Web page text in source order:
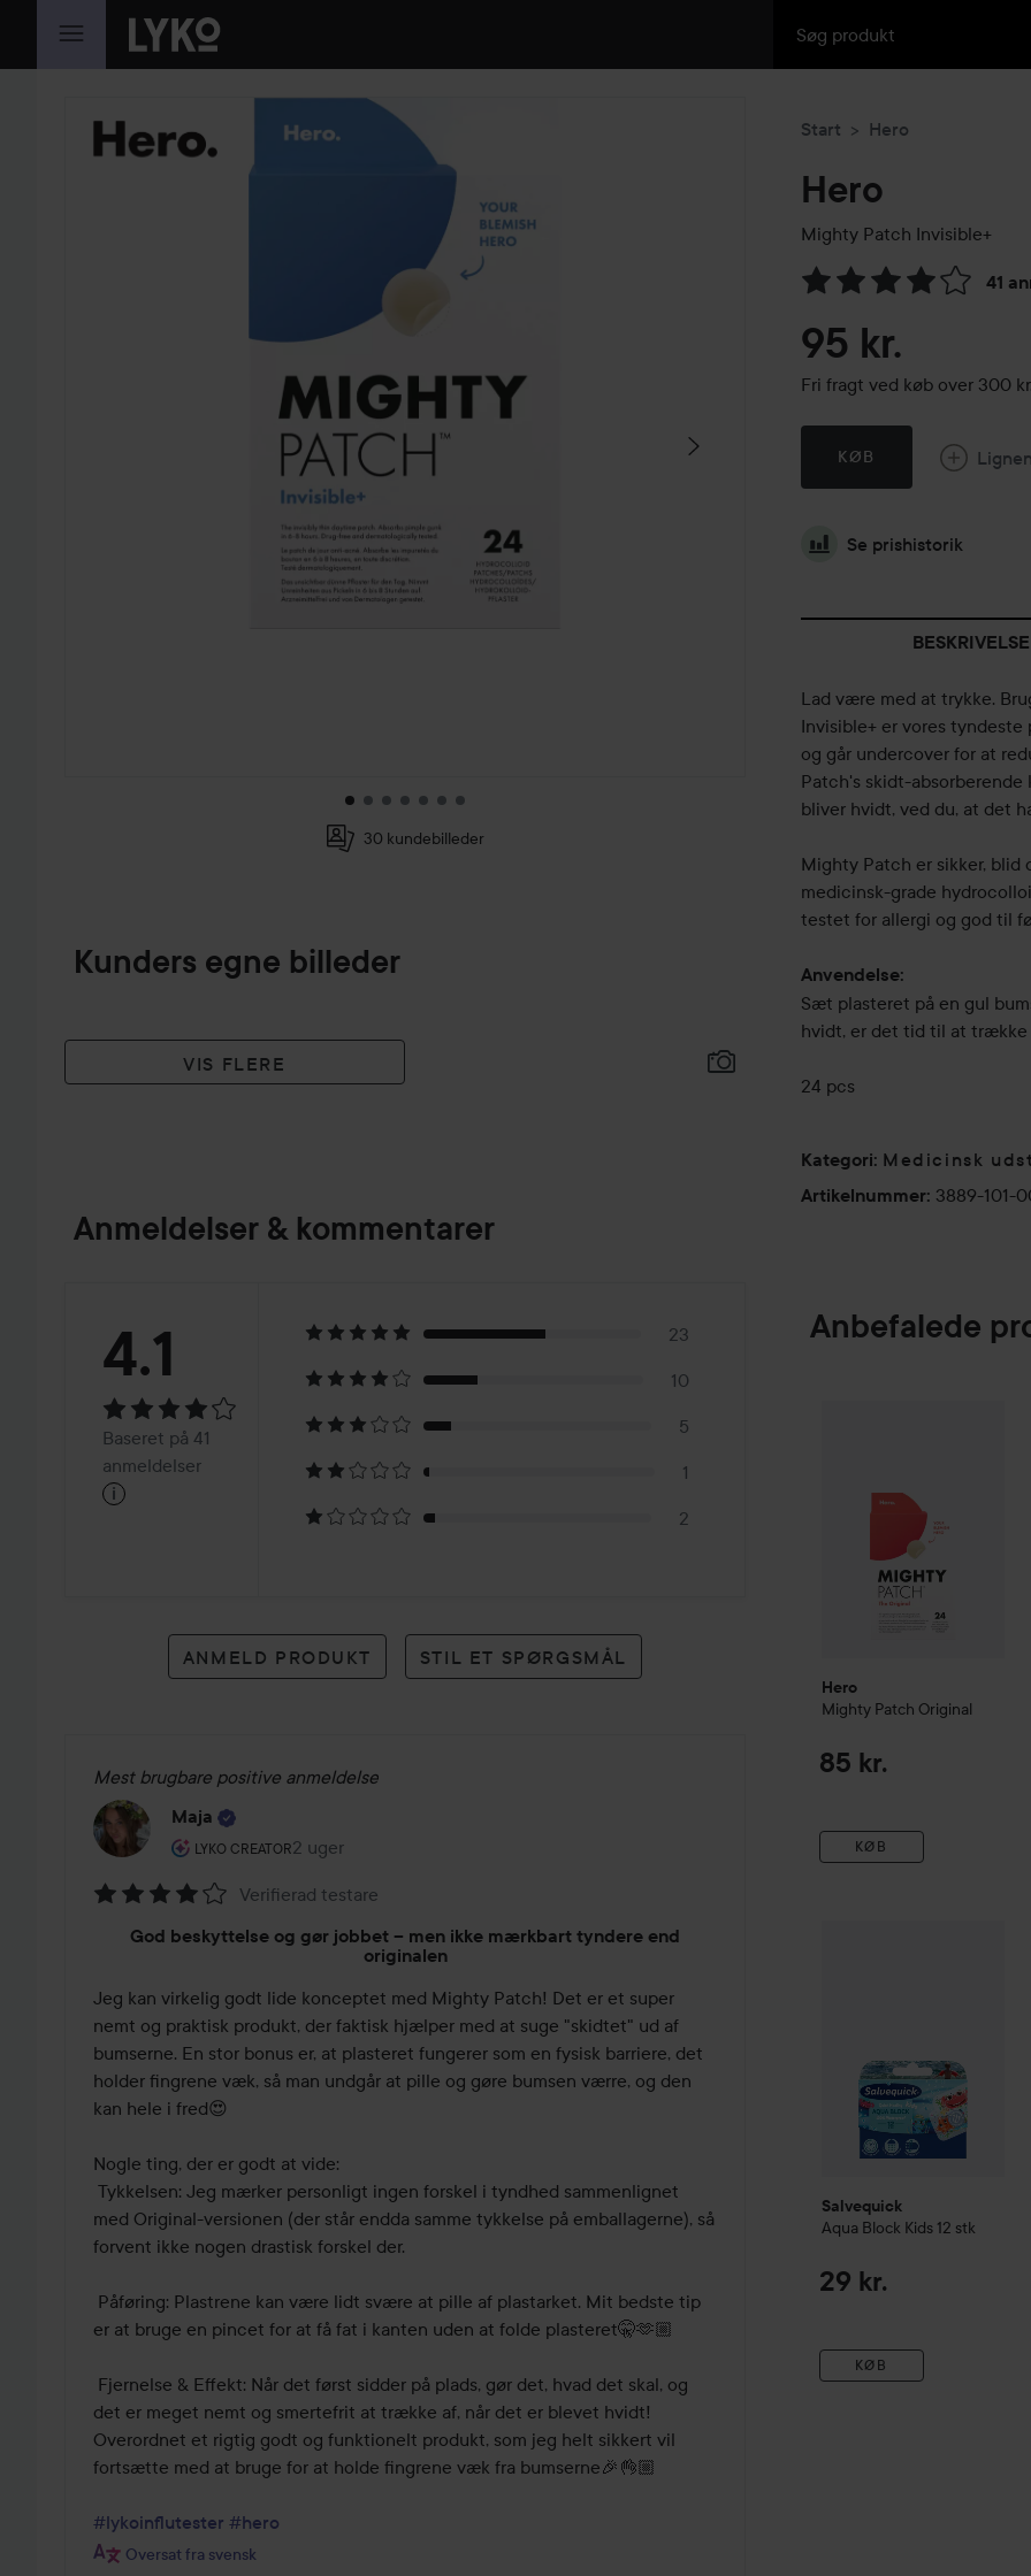
GÅ TIL INDHOLD
SPRING OVER SEKTIONEN
30 kundebilleder
Kunders egne billeder
VIS FLERE
Anmeldelser & kommentarer
Bedømmelse:
4.1Baseret
på
anmeldelser
4.1
Baseret på 41
anmeldelser
i
23
10
5
1
2
ANMELD PRODUKT STIL ET SPØRGSMÅL
Mest brugbare positive anmeldelse
Maja
LYKO CREATOR
Brugerens rolle: Lyko Creator.
2 uger
Posten blev oprettet 2 uger
af
5
Verifierad testare
God beskyttelse og gør jobbet – men ikke mærkbart tyndere end
originalen
Jeg kan virkelig godt lide konceptet med Mighty Patch! Det er et super
nemt og praktisk produkt, der faktisk hjælper med at suge "skidtet" ud af
bumserne. En stor bonus er, at plasteret fungerer som en fysisk barriere, det
holder fingrene væk, så man undgår at pille og gøre bumsen værre, og den
kan hele i fred😍
Nogle ting, der er godt at vide:
med Original-versionen (der står endda samme tykkelse på emballagerne), så
forvent ikke nogen drastisk forskel der.
er at bruge en pincet for at få fat i kanten uden at folde plasteret🤫🫶🏼
det er meget nemt og smertefrit at trække af, når det er blevet hvidt!
Overordnet et rigtig godt og funktionelt produkt, som jeg helt sikkert vil
fortsætte med at bruge for at holde fingrene væk fra bumserne🎉👌🏼
#lykoinflutester #hero
Oversat fra svensk
Start Hero
Hero
Mighty Patch Invisible+
41
Gå til Anmeldelser &
95 kr.
Fri fragt ved køb over 300
KØB
Se prishistorik
BESKRIVELSE
Lad være med at trykke.
Invisible+ er vores
og går undercover for at
Patch's skidt-
bliver hvidt, ved du, at det
Mighty Patch er sikker, blid
medicinsk-grade
testet for allergi og god til
Anvendelse:
Sæt plasteret på en gul
hvidt, er det tid til at trække
24 pcs
Kategori: Medicinsk
Artikelnummer: 3889-101-
Anbefalede
Hero
Mighty Patch Original
85 kr.
KØB
Salvequick
Aqua Block Kids 12 stk
29 kr.
KØB